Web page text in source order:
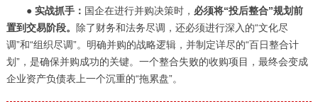
●实战抓手： 国企在进行并购决策时， 必须将“投后整合”规划前
置到交易阶段。
除了财务和法务尽调，还必须进行深入的“文化尽
调”和“组织尽调”。明确并购的战略逻辑，并制定详尽的“百日整合计
划”，是确保并购成功的关键。一个整合失败的收购项目，最终会变成
企业资产负债表上一个沉重的“拖累盘”。